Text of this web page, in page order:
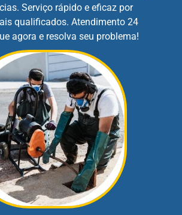
Serviço rápido e eficaz por
qualificados. Atendimento 24
agora e resolva seu problema!